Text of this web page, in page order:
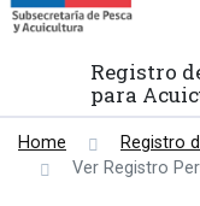
Registro
para
Home
Registro
Ver Registro